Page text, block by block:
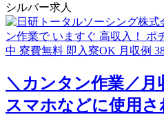
シルバー求人
＼カンタン作業／月
スマホなどに使用